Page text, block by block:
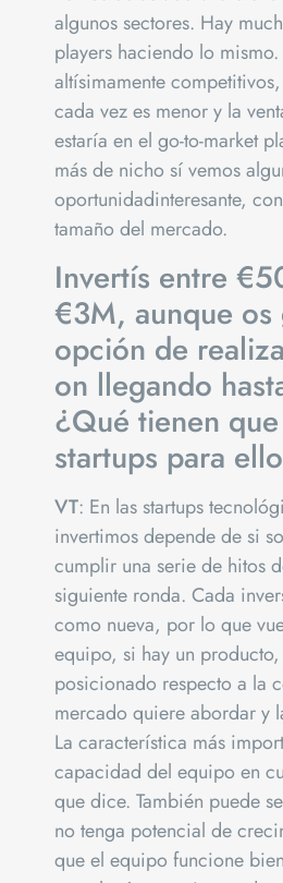
algunos sectores. Hay
players haciendo lo
altísimamente
cada vez es menor y la
estaría en el go-to-market
más de nicho sí vemos
oportunidadinteresante,
tamaño del mercado.
Invertís entre
€3M, aunque os
opción de
on llegando
¿Qué tienen
startups para
VT: En las startups
invertimos depende de si
cumplir una serie de hitos
siguiente ronda. Cada
como nueva, por lo que
equipo, si hay un
posicionado respecto a la
mercado quiere abordar y
La característica más
capacidad del equipo en
que dice. También puede
no tenga potencial de
que el equipo funcione